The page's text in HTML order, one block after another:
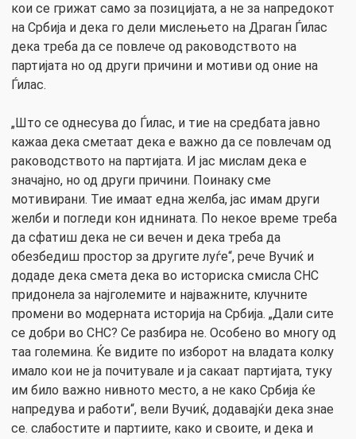
кои се грижат само за позицијата, а не за напредокот
на Србија и дека го дели мислењето на Драган Ѓилас
дека треба да се повлече од раководството на
партијата но од други причини и мотиви од оние на
Ѓилас.
„Што се однесува до Ѓилас, и тие на средбата јавно
кажаа дека сметаат дека е важно да се повлечам од
раководството на партијата. И јас мислам дека е
значајно, но од други причини. Поинаку сме
мотивирани. Тие имаат една желба, јас имам други
желби и погледи кон иднината. По некое време треба
да сфатиш дека не си вечен и дека треба да
обезбедиш простор за другите луѓе“, рече Вучиќ и
додаде дека смета дека во историска смисла СНС
придонела за најголемите и најважните, клучните
промени во модерната историја на Србија. „Дали сите
се добри во СНС? Се разбира не. Особено во многу од
таа големина. Ќе видите по изборот на владата колку
имало кои не ја почитувале и ја сакаат партијата, туку
им било важно нивното место, а не како Србија ќе
напредува и работи“, вели Вучиќ, додавајќи дека знае
се. слабостите и партиите, како и своите, и дека и